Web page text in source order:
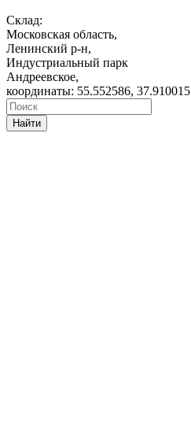
Склад:
Московская область,
Ленинский р-н,
Индустриальный парк
Андреевское,
координаты: 55.552586, 37.910015
Найти